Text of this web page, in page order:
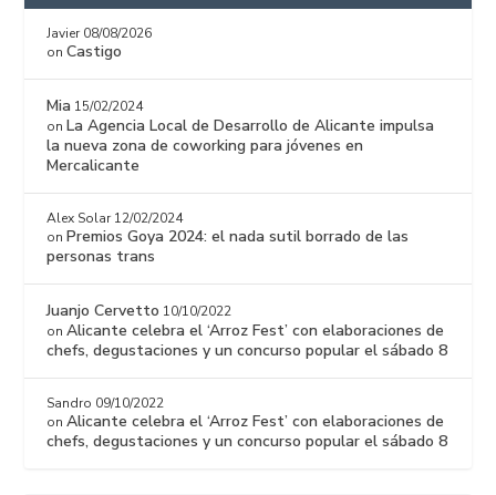
Javier 08/08/2026
onCastigo
Mia 15/02/2024
on La Agencia Local de Desarrollo de Alicante impulsa
la nueva zona de coworking para jóvenes en
Mercalicante
Alex Solar 12/02/2024
on Premios Goya 2024: el nada sutil borrado de las
personas trans
Juanjo Cervetto 10/10/2022
onAlicante celebra el ‘Arroz Fest’ con elaboraciones de
chefs, degustaciones y un concurso popular el sábado 8
Sandro 09/10/2022
onAlicante celebra el ‘Arroz Fest’ con elaboraciones de
chefs, degustaciones y un concurso popular el sábado 8